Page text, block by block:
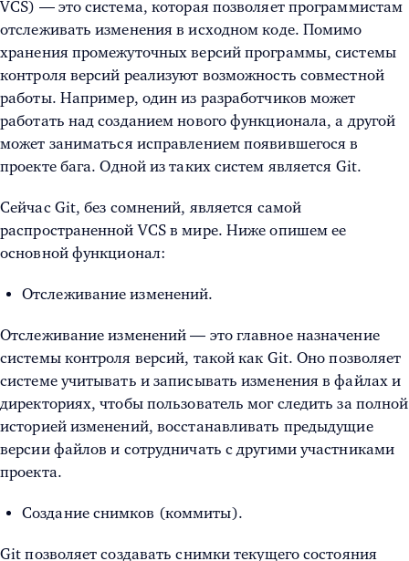
VCS) — это система, которая позволяет программистам
отслеживать изменения в исходном коде. Помимо
хранения промежуточных версий программы, системы
контроля версий реализуют возможность совместной
работы. Например, один из разработчиков может
работать над созданием нового функционала, а другой
может заниматься исправлением появившегося в
проекте бага.Одной из таких систем является Git.
Сейчас Git, без сомнений, является самой
распространенной VCS в мире. Ниже опишем ее
основной функционал:
Отслеживание изменений.
Отслеживание изменений — это главное назначение
системы контроля версий, такой как Git. Оно позволяет
системе учитывать и записывать изменения в файлах и
директориях, чтобы пользователь мог следить за полной
историей изменений, восстанавливать предыдущие
версии файлов и сотрудничать с другими участниками
проекта.
Создание снимков (коммиты).
Git позволяет создавать снимки текущего состояния